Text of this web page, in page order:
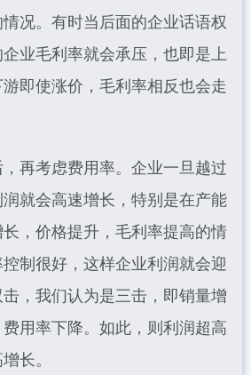
况。有时当后面的企业话语权
业毛利率就会承压，也即是上
即使涨价，毛利率相反也会走
再考虑费用率。企业一旦越过
就会高速增长，特别是在产能
，价格提升，毛利率提高的情
制很好，这样企业利润就会迎
，我们认为是三击，即销量增
用率下降。如此，则利润超高
长。